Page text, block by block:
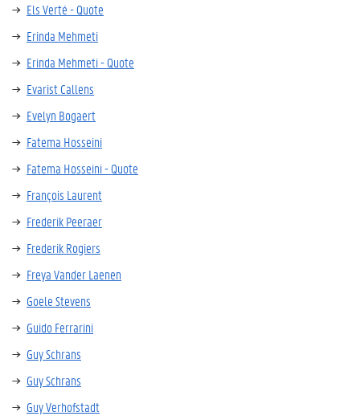
Els Verté - Quote
Erinda Mehmeti
Erinda Mehmeti - Quote
Evarist Callens
Evelyn Bogaert
Fatema Hosseini
Fatema Hosseini - Quote
François Laurent
Frederik Peeraer
Frederik Rogiers
Freya Vander Laenen
Goele Stevens
Guido Ferrarini
Guy Schrans
Guy Schrans
Guy Verhofstadt